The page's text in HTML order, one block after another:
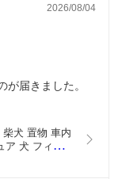
2026/08/04
犬 置物 車内
犬 フィギュ